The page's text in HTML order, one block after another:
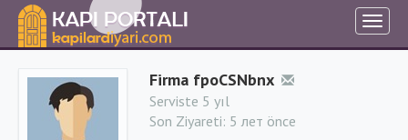
Firma fpoCSNbnx
Serviste 5 yıl
Son Ziyareti: 5 лет önce